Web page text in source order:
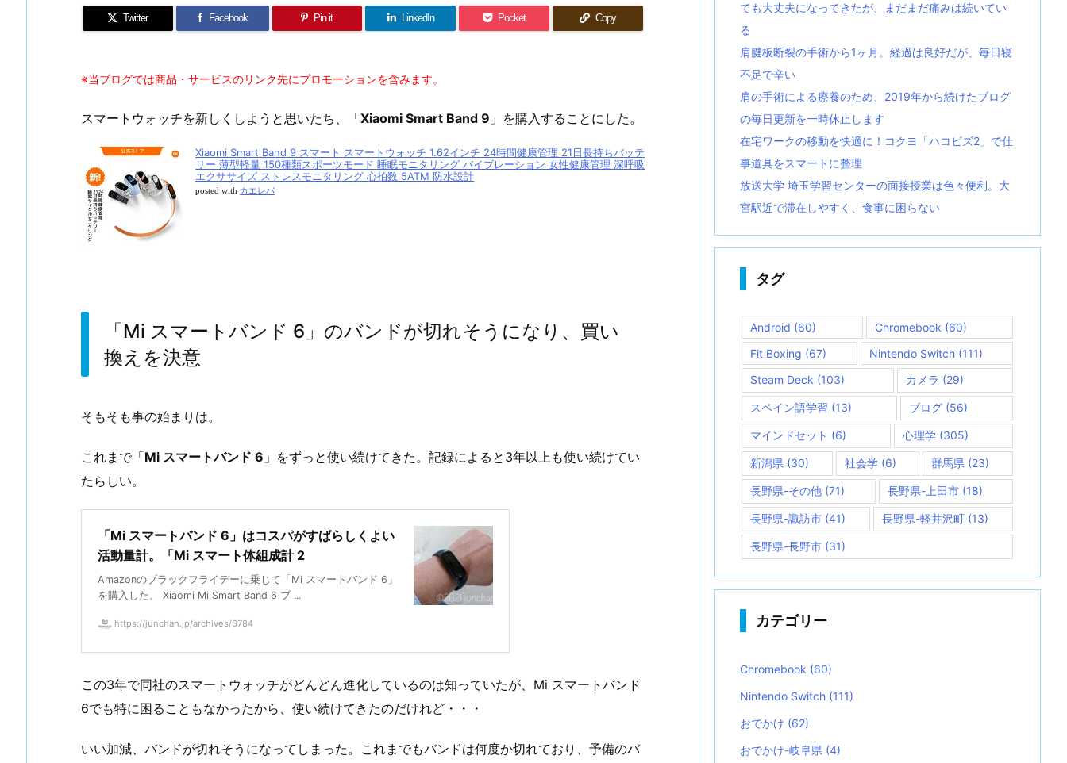
Twitter Facebook Pin it LinkedIn Pocket Copy
※当ブログでは商品・サービスのリンク先にプロモーションを含みます。
スマートウォッチを新しくしようと思いたち、「Xiaomi Smart Band 9 」を購入することにした。
Xiaomi Smart Band 9 スマート スマートウォッチ 1.62インチ 24時間健康管理 21日長持ちバッテ
リー 薄型軽量 150種類スポーツモード 睡眠モニタリング バイブレーション 女性健康管理 深呼吸
エクササイズ ストレスモニタリング 心拍数 5ATM 防水設計
posted with カエレバ
「Mi スマートバンド 6」のバンドが切れそうになり、買い
換えを決意
そもそも事の始まりは。
これまで「Mi スマートバンド 6 」をずっと使い続けてきた。記録によると3年以上も使い続けてい
たらしい。
「Mi スマートバンド 6」はコスパがすばらしくよい
活動量計。「Mi スマート体組成計 2
Amazonのブラックフライデーに乗じて「Mi スマートバンド 6」
を購入した。 Xiaomi Mi Smart Band 6 ブ ...
https://junchan.jp/archives/6784
この3年で同社のスマートウォッチがどんどん進化しているのは知っていたが、Mi スマートバンド
6でも特に困ることもなかったから、使い続けてきたのだけれど・・・
いい加減、バンドが切れそうになってしまった。これまでもバンドは何度か切れており、予備のバ
ても大丈夫になってきたが、まだまだ痛みは続いてい
る
肩腱板断裂の手術から1ヶ月。経過は良好だが、毎日寝
不足で辛い
肩の手術による療養のため、2019年から続けたブログ
の毎日更新を一時休止します
在宅ワークの移動を快適に！コクヨ「ハコビズ2」で仕
事道具をスマートに整理
放送大学 埼玉学習センターの面接授業は色々便利。大
宮駅近で滞在しやすく、食事に困らない
タグ
Android (60) Chromebook (60)
Fit Boxing (67) Nintendo Switch(111)
Steam Deck (103) カメラ (29)
スペイン語学習 (13) ブログ (56)
マインドセット (6) 心理学 (305)
新潟県 (30) 社会学(6) 群馬県 (23)
長野県-その他 (71) 長野県-上田市(18)
長野県-諏訪市 (41) 長野県-軽井沢町 (13)
長野県-長野市 (31)
カテゴリー
Chromebook (60)
Nintendo Switch (111)
おでかけ (62)
おでかけ-岐阜県 (4)